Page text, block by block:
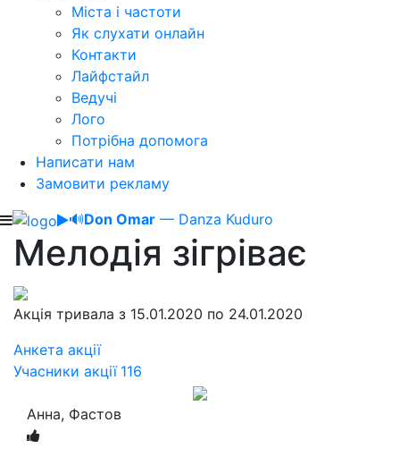
Міста і частоти
Як слухати онлайн
Контакти
Лайфстайл
Ведучі
Лого
Потрібна допомога
Написати нам
Замовити рекламу
🔊Don Omar — Danza Kuduro
Мелодія зігріває
Акція тривала з 15.01.2020 по 24.01.2020
Анкета акції
Учасники акції 116
Анна, Фастов